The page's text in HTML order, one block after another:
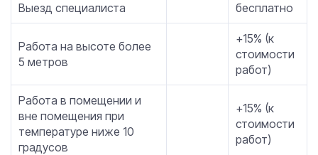
Выезд специалиста бесплатно
Работа на высоте более
5 метров
+15% (к
стоимости
работ)
Работа в помещении и
вне помещения при
температуре ниже 10
градусов
+15% (к
стоимости
работ)